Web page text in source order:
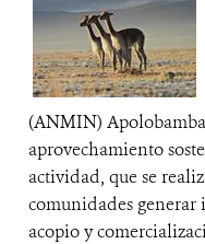
(ANMIN)
aprovechamiento
actividad, que se
comunidades generar
acopio y